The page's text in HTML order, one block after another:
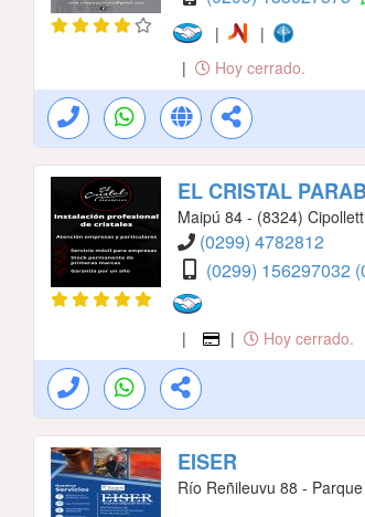
|
|
|
Hoy cerrado.
EL CRISTAL
Maipú 84 - (8324)
(0299) 4782812
(0299) 156297032
| | Hoy cerrado.
EISER
Río Reñileuvu 88 -